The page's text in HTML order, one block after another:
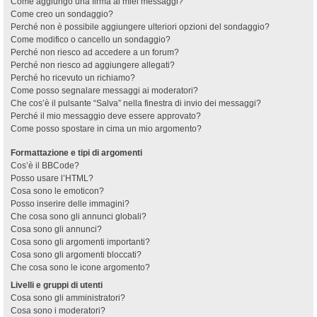
Come creo un sondaggio?
Perché non è possibile aggiungere ulteriori opzioni del sondaggio?
Come modifico o cancello un sondaggio?
Perché non riesco ad accedere a un forum?
Perché non riesco ad aggiungere allegati?
Perché ho ricevuto un richiamo?
Come posso segnalare messaggi ai moderatori?
Che cos’è il pulsante “Salva” nella finestra di invio dei messaggi?
Perché il mio messaggio deve essere approvato?
Come posso spostare in cima un mio argomento?
Formattazione e tipi di argomenti
Cos’è il BBCode?
Posso usare l’HTML?
Cosa sono le emoticon?
Posso inserire delle immagini?
Che cosa sono gli annunci globali?
Cosa sono gli annunci?
Cosa sono gli argomenti importanti?
Cosa sono gli argomenti bloccati?
Che cosa sono le icone argomento?
Livelli e gruppi di utenti
Cosa sono gli amministratori?
Cosa sono i moderatori?